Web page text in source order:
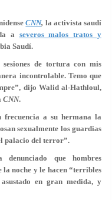
CNN, la activista saudí
a severos malos tratos y
Saudí.
de tortura con mis
incontrolable. Temo que
dijo Walid al-Hathloul,
CNN.
frecuencia a su hermana la
sexualmente los guardias
palacio del terror”.
que hombres
la noche y le hacen “terribles
en gran medida, y